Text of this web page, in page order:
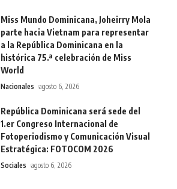
Miss Mundo Dominicana, Joheirry Mola
parte hacia Vietnam para representar
a la República Dominicana en la
histórica 75.ª celebración de Miss
World
Nacionales agosto 6, 2026
República Dominicana será sede del
1.er Congreso Internacional de
Fotoperiodismo y Comunicación Visual
Estratégica: FOTOCOM 2026
Sociales agosto 6, 2026